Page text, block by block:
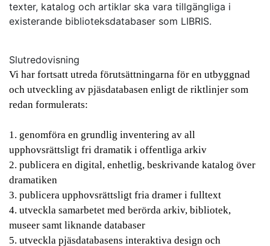
texter, katalog och artiklar ska vara tillgängliga i
existerande biblioteksdatabaser som LIBRIS.
Slutredovisning
Vi har fortsatt utreda förutsättningarna för en utbyggnad
och utveckling av pjäsdatabasen enligt de riktlinjer som
redan formulerats:
1. genomföra en grundlig inventering av all
upphovsrättsligt fri dramatik i offentliga arkiv
2. publicera en digital, enhetlig, beskrivande katalog över
dramatiken
3. publicera upphovsrättsligt fria dramer i fulltext
4. utveckla samarbetet med berörda arkiv, bibliotek,
museer samt liknande databaser
5. utveckla pjäsdatabasens interaktiva design och